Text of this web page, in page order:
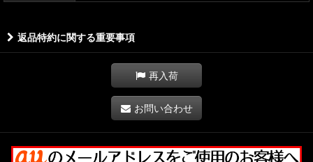
返品特約に関する重要事項
再入荷
お問い合わせ